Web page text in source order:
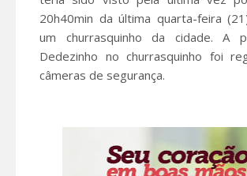
20h40min da última quarta-feira
um churrasquinho da cidade. A
Dedezinho no churrasquinho foi
câmeras de segurança.